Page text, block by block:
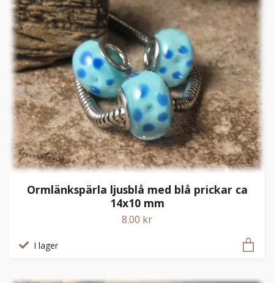
Ormlänkspärla ljusblå med blå prickar ca
14x10 mm
8.00 kr
I lager